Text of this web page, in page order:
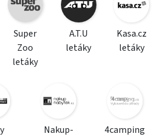
Super
Zoo
letáky
A.T.U
letáky
Kasa.cz
letáky
Nakup-
4camping